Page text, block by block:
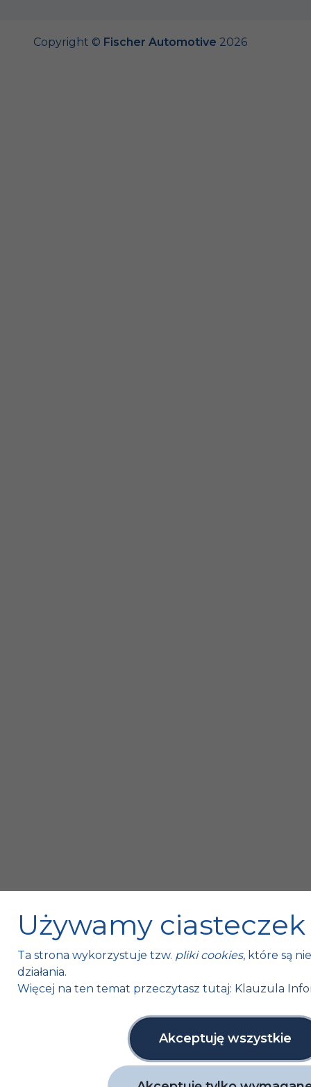
Copyright © Fischer Automotive 2026
Używamy ciasteczek
Ta strona wykorzystuje tzw. pliki cookies, które są
działania.
Więcej na ten temat przeczytasz tutaj: Klauzula
Akceptuję wszystkie